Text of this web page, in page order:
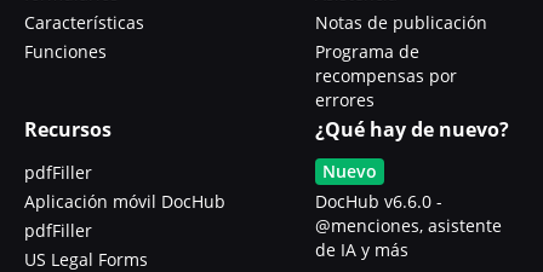
Características
Funciones
Notas de publicación
Programa de
recompensas por
errores
Recursos
pdfFiller
Aplicación móvil DocHub
pdfFiller
US Legal Forms
¿Qué hay de nuevo?
Nuevo
DocHub v6.6.0 -
@menciones, asistente
de IA y más